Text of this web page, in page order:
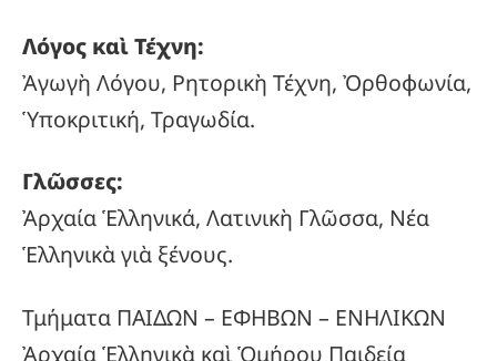
Λόγος καὶ Τέχνη:
Ἀγωγὴ Λόγου, Ρητορικὴ Τέχνη, Ὀρθοφωνία,
Ὑποκριτική, Τραγωδία.
Γλῶσσες:
Ἀρχαία Ἑλληνικά, Λατινικὴ Γλῶσσα, Νέα
Ἑλληνικὰ γιὰ ξένους.
Τμήματα ΠΑΙΔΩΝ – ΕΦΗΒΩΝ – ΕΝΗΛΙΚΩΝ
Ἀρχαία Ἑλληνικὰ καὶ Ὁμήρου Παιδεία